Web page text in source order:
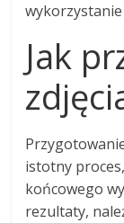
Jak
istotny
końcowego
rezultaty,